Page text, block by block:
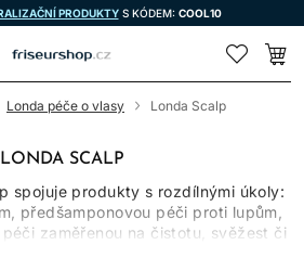
PRODUKTYS KÓDEM: COOL10
Londa péče o vlasy Londa Scalp
LONDA SCALP
spojuje produkty s rozdílnými úkoly:
předšamponovou péči proti lupům,
zaměřenou na čistotu, svěžest či